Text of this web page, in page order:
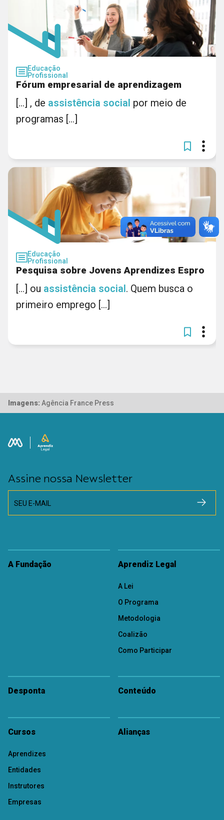
Educação
Profissional
Fórum empresarial de aprendizagem
[...] , de assistência social por meio de
programas [...]
Educação
Profissional
Pesquisa sobre Jovens Aprendizes Espro
[...] ou assistência social. Quem busca o
primeiro emprego [...]
Imagens: Agência France Press
Assine nossa Newsletter
SEU E-MAIL
A Fundação Aprendiz Legal
A Lei
O Programa
Metodologia
Coalizão
Como Participar
Desponta Conteúdo
Cursos
Aprendizes
Entidades
Instrutores
Empresas
Alianças